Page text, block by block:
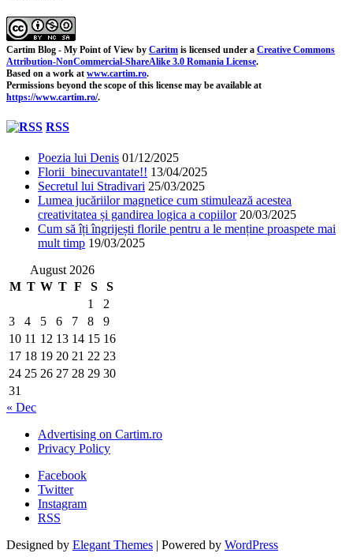
Cartim Blog - My Point of View by Caritm is licensed under a Creative Commons
Attribution-NonCommercial-ShareAlike 3.0 Romania License.
Based on a work at www.cartim.ro.
Permissions beyond the scope of this license may be available at
https://www.cartim.ro/.
RSS
Poezia lui Denis 01/12/2025
Florii binecuvantate!! 13/04/2025
Secretul lui Stradivari 25/03/2025
Lumea jucăriilor magnetice cum stimulează acestea
creativitatea și gandirea logica a copiilor 20/03/2025
Cum să îți îngrijești florile pentru a le menține proaspete mai
mult timp 19/03/2025
August 2026
M T W T F S
S
1
2
3
4 5 6 7 8
9
10 11 12 13 14 15 16
17 18 19 20 21 22 23
24 25 26 27 28 29 30
31
« Dec
Advertising on Cartim.ro
Privacy Policy
Facebook
Twitter
Instagram
RSS
Designed by Elegant Themes | Powered by WordPress